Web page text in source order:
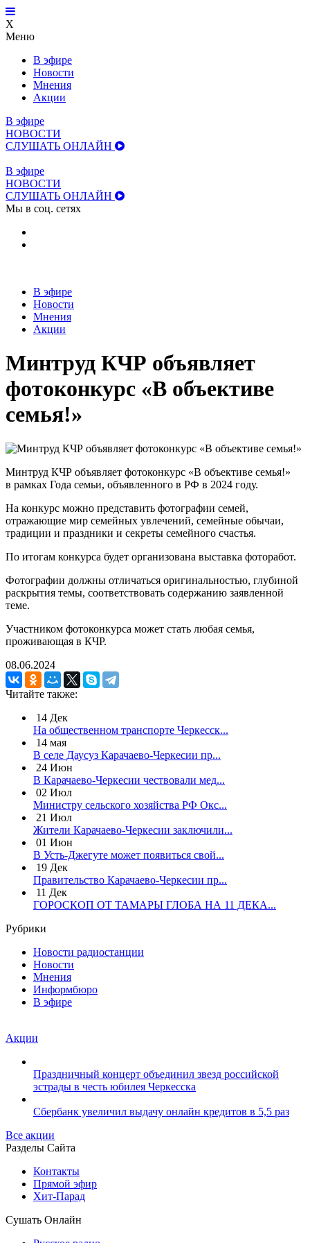
X
Меню
В эфире
Новости
Мнения
Акции
В эфире
НОВОСТИ
СЛУШАТЬ ОНЛАЙН
В эфире
НОВОСТИ
СЛУШАТЬ ОНЛАЙН
Мы в соц. сетях
В эфире
Новости
Мнения
Акции
Минтруд КЧР объявляет
фотоконкурс «В объективе
семья!»
Минтруд КЧР объявляет фотоконкурс «В объективе семья!»
в рамках Года семьи, объявленного в РФ в 2024 году.
На конкурс можно представить фотографии семей,
отражающие мир семейных увлечений, семейные обычаи,
традиции и праздники и секреты семейного счастья.
По итогам конкурса будет организована выставка фоторабот.
Фотографии должны отличаться оригинальностью, глубиной
раскрытия темы, соответствовать содержанию заявленной
теме.
Участником фотоконкурса может стать любая семья,
проживающая в КЧР.
08.06.2024
Читайте также:
14 Дек
На общественном транспорте Черкесск...
14 мая
В селе Даусуз Карачаево-Черкесии пр...
24 Июн
В Карачаево-Черкесии чествовали мед...
02 Июл
Министру сельского хозяйства РФ Окс...
21 Июл
Жители Карачаево-Черкесии заключили...
01 Июн
В Усть-Джегуте может появиться свой...
19 Дек
Правительство Карачаево-Черкесии пр...
11 Дек
ГОРОСКОП ОТ ТАМАРЫ ГЛОБА НА 11 ДЕКА...
Рубрики
Новости радиостанции
Новости
Мнения
Информбюро
В эфире
Акции
Праздничный концерт объединил звезд российской
эстрады в честь юбилея Черкесска
Сбербанк увеличил выдачу онлайн кредитов в 5,5 раз
Все акции
Разделы Сайта
Контакты
Прямой эфир
Хит-Парад
Сушать Онлайн